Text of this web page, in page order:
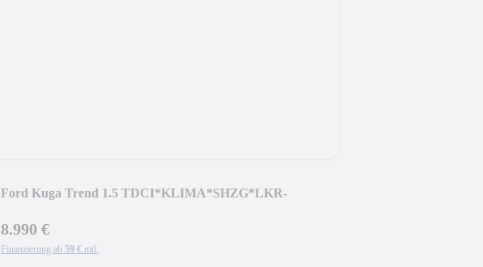
Ford Kuga Trend 1.5 TDCI*KLIMA*SHZG*LKR-
8.990 €
Finanzierung ab 59 € mtl.